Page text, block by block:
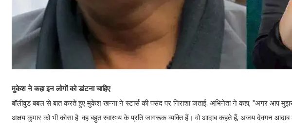
मुकेश ने कहा इन लोगों को डांटना चाहिए
बॉलीवुड बबल से बात करते हुए मुकेश खन्ना ने स्टार्स की पसंद पर निराशा जताई. अभिनेता ने कहा, "अगर आप
अक्षय कुमार को भी कोसा है. वह बहुत स्वास्थ्य के प्रति जागरूक व्यक्ति हैं। वो आदाब कहते हैं, अजय देवगन